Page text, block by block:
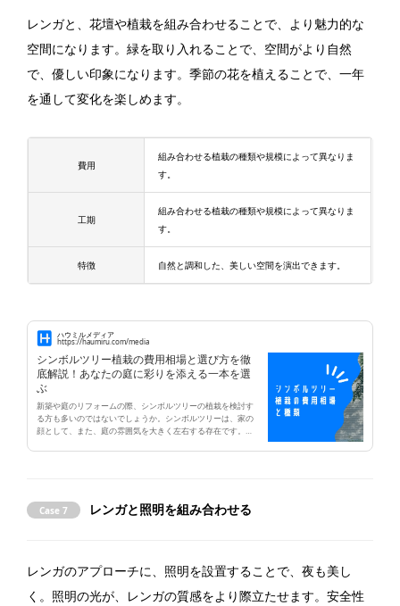
レンガと、花壇や植栽を組み合わせることで、より魅力的な
空間になります。緑を取り入れることで、空間がより自然
で、優しい印象になります。季節の花を植えることで、一年
を通して変化を楽しめます。
費用
組み合わせる植栽の種類や規模によって異なりま
す。
工期
組み合わせる植栽の種類や規模によって異なりま
す。
特徴 自然と調和した、美しい空間を演出できます。
ハウミルメディア
https://haumiru.com/media
シンボルツリー植栽の費用相場と選び方を徹
底解説！あなたの庭に彩りを添える一本を選
ぶ
新築や庭のリフォームの際、シンボルツリーの植栽を検討す
る方も多いのではないでしょうか。シンボルツリーは、家の
顔として、また、庭の雰囲気を大きく左右する存在です。し
Case 7 レンガと照明を組み合わせる
レンガのアプローチに、照明を設置することで、夜も美し
く。照明の光が、レンガの質感をより際立たせます。安全性